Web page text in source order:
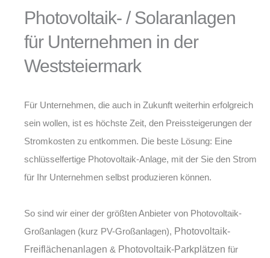
Photovoltaik- / Solaranlagen
für Unternehmen in der
Weststeiermark
Für Unternehmen, die auch in Zukunft weiterhin erfolgreich
sein wollen, ist es höchste Zeit, den Preissteigerungen der
Stromkosten zu entkommen. Die beste Lösung: Eine
schlüsselfertige Photovoltaik-Anlage, mit der Sie den Strom
für Ihr Unternehmen selbst produzieren können.
So sind wir einer der größten Anbieter von Photovoltaik-
Großanlagen (kurz PV-Großanlagen), Photovoltaik-
Freiflächenanlagen & Photovoltaik-Parkplätzen für